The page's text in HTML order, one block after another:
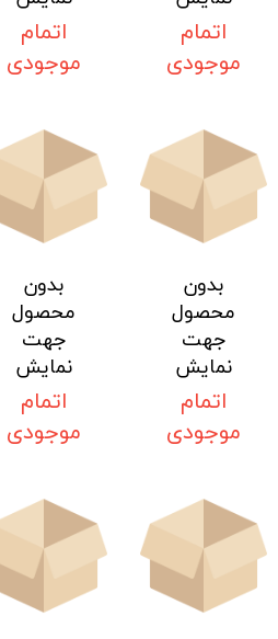
اتمام
موجودی
اتمام
موجودی
بدون
محصول
جهت
نمایش
اتمام
موجودی
بدون
محصول
جهت
نمایش
اتمام
موجودی